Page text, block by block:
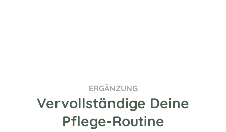
ERGÄNZUNG
Vervollständige Deine
Pflege-Routine